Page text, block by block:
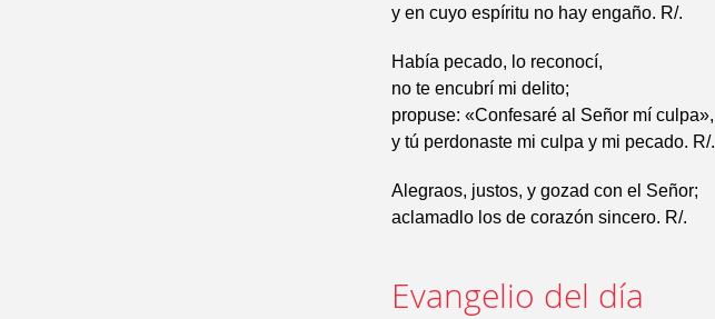
y en cuyo espíritu no hay engaño. R/.
Había pecado, lo reconocí,
no te encubrí mi delito;
propuse: «Confesaré al Señor mí culpa»,
y tú perdonaste mi culpa y mi pecado. R/.
Alegraos, justos, y gozad con el Señor;
aclamadlo los de corazón sincero. R/.
Evangelio del día